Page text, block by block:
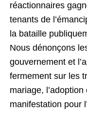
réactionnaires
tenants de
la bataille
Nous dénonçons
gouvernement et
fermement sur les
mariage,
manifestation pour